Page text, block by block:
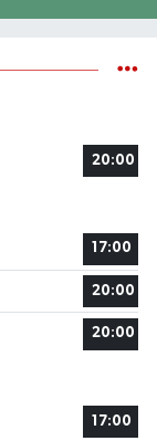
20:00
17:00
20:00
20:00
17:00